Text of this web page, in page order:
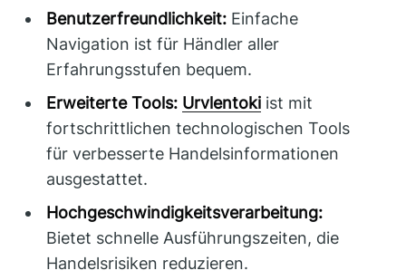
Benutzerfreundlichkeit: Einfache
Navigation ist für Händler aller
Erfahrungsstufen bequem.
Erweiterte Tools: Urvlentoki ist mit
fortschrittlichen technologischen Tools
für verbesserte Handelsinformationen
ausgestattet.
Hochgeschwindigkeitsverarbeitung:
Bietet schnelle Ausführungszeiten, die
Handelsrisiken reduzieren.